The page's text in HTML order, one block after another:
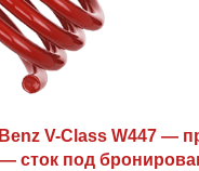
V-Class W447 —
сток под